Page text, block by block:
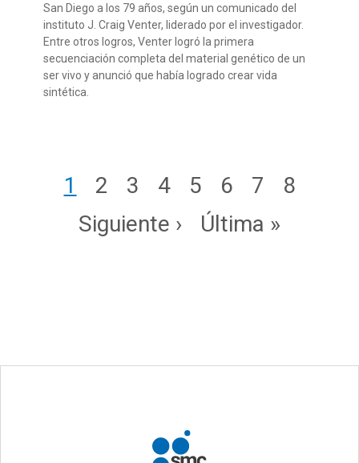
San Diego a los 79 años, según un comunicado del
instituto J. Craig Venter, liderado por el investigador.
Entre otros logros, Venter logró la primera
secuenciación completa del material genético de un
ser vivo yanunció que había logrado crear vida
sintética
Page
1 Page
2 Page
3 Page
4 Page
5 Page
6 Page
7 Page
8
Siguiente página
Siguiente › Última página
Última »